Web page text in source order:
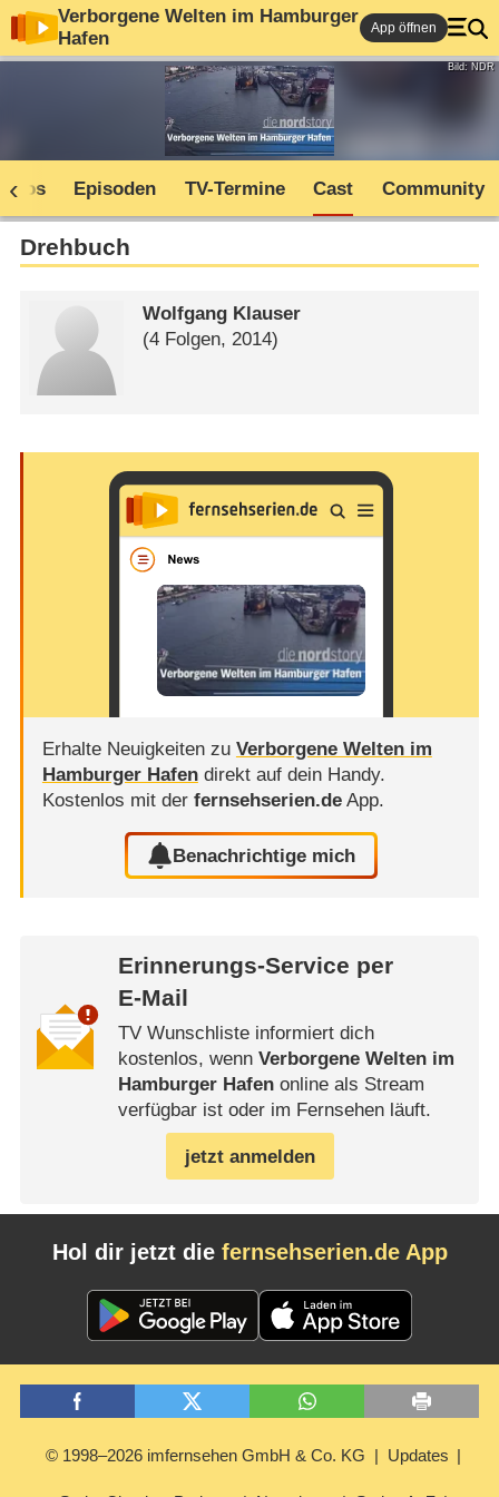
Verborgene Welten im Hamburger
Hafen
App öffnen
Bild: NDR
Infos Episoden TV-Termine Cast Community
Drehbuch
Wolfgang Klauser
(4 Folgen, 2014)
Erhalte Neuigkeiten zu Verborgene Welten im
Hamburger Hafendirekt auf dein Handy.
Kostenlos mit der fernsehserien.deApp.
Benachrichtige mich
Erinnerungs-Service per
E-Mail
TV Wunschliste informiert dich
kostenlos, wenn Verborgene Welten im
Hamburger Hafenonline als Stream
verfügbar ist oder im Fernsehen läuft.
jetzt anmelden
Hol dir jetzt die fernsehserien.de App
© 1998–2026 imfernsehen GmbH & Co. KG Updates